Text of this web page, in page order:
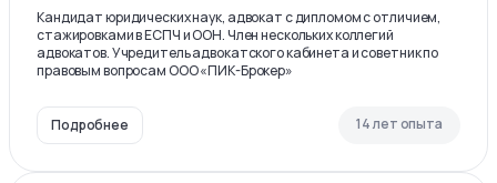
Кандидат юридических наук, адвокат с дипломом с отличием,
стажировками в ЕСПЧ и ООН. Член нескольких коллегий
адвокатов. Учредитель адвокатского кабинета и советник по
правовым вопросам ООО «ПИК-Брокер»
Подробнее 14 лет опыта